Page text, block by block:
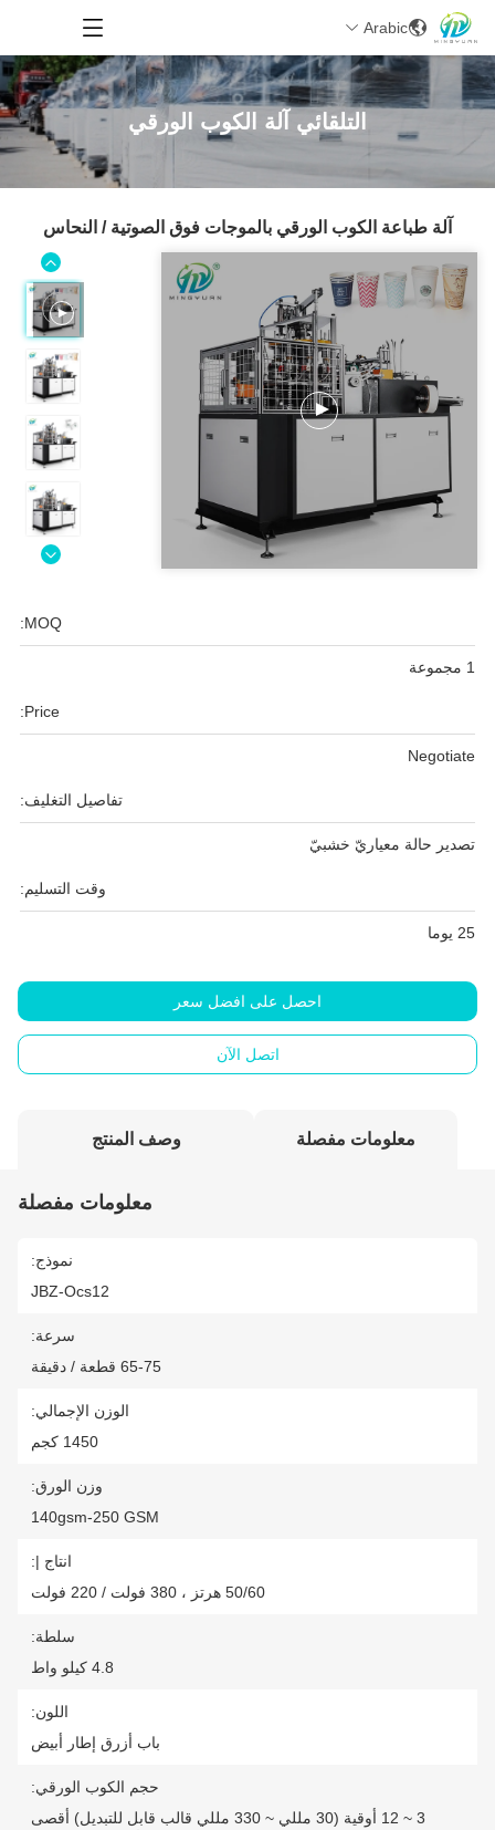
Arabic
التلقائي آلة الكوب الورقي
آلة طباعة الكوب الورقي بالموجات فوق الصوتية / النحاس
MOQ:
1 مجموعة
Price:
Negotiate
تفاصيل التغليف:
تصدير حالة معياريّ خشبيّ
وقت التسليم:
25 يوما
احصل على افضل سعر
اتصل الآن
معلومات مفصلة وصف المنتج
معلومات مفصلة
نموذج:
JBZ-Ocs12
سرعة:
65-75 قطعة / دقيقة
الوزن الإجمالي:
1450 كجم
وزن الورق:
140gsm-250 GSM
انتاج |:
50/60 هرتز ، 380 فولت / 220 فولت
سلطة:
4.8 كيلو واط
اللون:
باب أزرق إطار أبيض
حجم الكوب الورقي:
3 ~ 12 أوقية (30 مللي ~ 330 مللي قالب قابل للتبديل) أقصى